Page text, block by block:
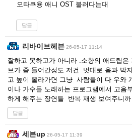
오타쿠용 애니 OST 불러다는대
답글
리바이브헤븐 26-05-17 11:14
잘하고 못하고가 아니라 .소향의 애드립은
브가 좀 들어간정도.저건 멋대로 음과 박
고 높이 올라가면 그냥 사람들이 다 우와
이나 가수들 노래하는 프로그램에서 고음
하게 해주는 장연들 반복 재생 보여주니까
답글
세븐up 26-05-17 11:39